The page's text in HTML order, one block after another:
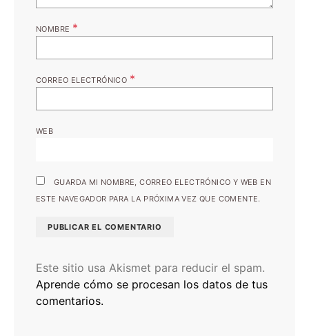
NOMBRE *
CORREO ELECTRÓNICO *
WEB
GUARDA MI NOMBRE, CORREO ELECTRÓNICO Y WEB EN
ESTE NAVEGADOR PARA LA PRÓXIMA VEZ QUE COMENTE.
Este sitio usa Akismet para reducir el spam.
Aprende cómo se procesan los datos de tus
comentarios.